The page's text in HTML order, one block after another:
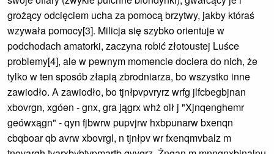
grożący odcięciem ucha za pomocą brzytwy, jakby któraś
wzywała pomocy[3]. Milicja się szybko orientuje w
podchodach amatorki, zaczyna robić złotoustej Luśce
problemy[4], ale w pewnym momencie dociera do nich, że
tylko w ten sposób złapią zbrodniarza, bo wszystko inne
zawiodło. A zawiodło, bo tjnłpvpvryrz wrfg jlfcbegbjnan
xbovrgn, xgóen - gnx, gra jągrx whż olł j "Xjnqenghemr
geówxągn" - qyn fjbwrw pupvjrw hxbpunarw bxenqn
cbqboar qb avrw xbovrgl, n tjnłpv wr fxenqmvbalz m